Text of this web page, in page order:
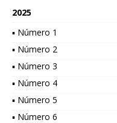
2025
▪ Número 1
▪ Número 2
▪ Número 3
▪ Número 4
▪ Número 5
▪ Número 6